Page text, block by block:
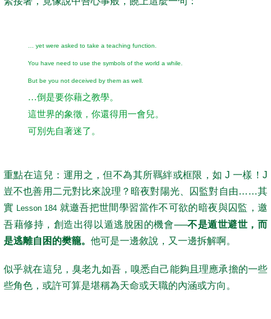
… yet were asked to take a teaching function.
You have need to use the symbols of the world a while.
But be you not deceived by them as well.
…倒是要你藉之教學。
這世界的象徵，你還得用一會兒。
可別先自著迷了。
重點在這兒：運用之，但不為其所羈絆或框限，如 J 一樣！J
豈不也善用二元對比來說理？暗夜對陽光、囚監對自由……其
實 Lesson 184 就邀吾把世間學習當作不可欲的暗夜與囚監，邀
吾藉修持，創造出得以遁逃脫困的機會──不是遁世避世，而
是逃離自困的樊籠。 他可是一邊敘說，又一邊拆解啊。
似乎就在這兒，臭老九如吾，嗅悉自己能夠且理應承擔的一些
些角色，或許可算是堪稱為天命或天職的內涵或方向。